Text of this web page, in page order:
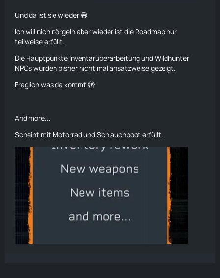
Und da ist sie wieder 😄
Ich will nich nörgeln aber wieder ist die Roadmap nur
teilweise erfüllt.
Die Hauptpunkte Inventarüberarbeitung und Wildhunter
NPCs wurden bisher nicht mal ansatzweise gezeigt.
Fraglich was da kommt 🫣
And more...
Scheint mit Motorrad undSchlauchboot erfüllt.